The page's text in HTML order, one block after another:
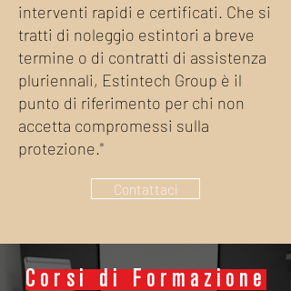
interventi rapidi e certificati. Che si
tratti di noleggio estintori a breve
termine o di contratti di assistenza
pluriennali, Estintech Group è il
punto di riferimento per chi non
accetta compromessi sulla
protezione."
Contattaci
Corsi di Formazione